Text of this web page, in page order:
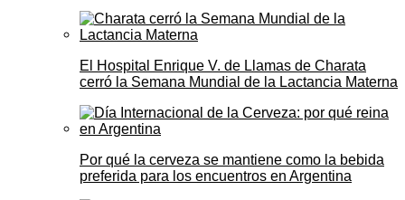
El Hospital Enrique V. de Llamas de Charata
cerró la Semana Mundial de la Lactancia Materna
Por qué la cerveza se mantiene como la bebida
preferida para los encuentros en Argentina